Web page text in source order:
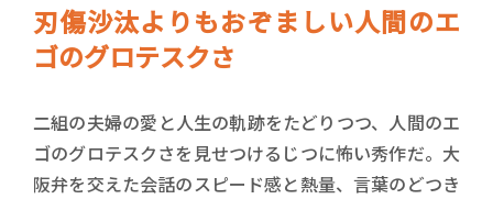
刃傷沙汰よりもおぞましい人間のエ
ゴのグロテスクさ
二組の夫婦の愛と人生の軌跡をたどりつつ、人間のエ
ゴのグロテスクさを見せつけるじつに怖い秀作だ。大
阪弁を交えた会話のスピード感と熱量、言葉のどつき